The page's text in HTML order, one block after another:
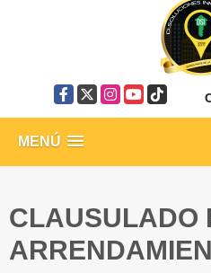
Facebook
X Instagram
YouTube
TikTok
MENÚ
CLAUSULADO